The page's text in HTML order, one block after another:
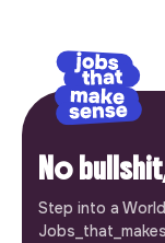
No
Step into a